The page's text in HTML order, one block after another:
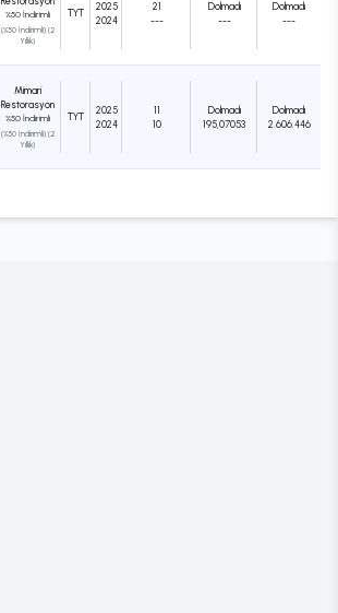
%50 İndirimli
(%50 İndirimli) (2
Yıllık)
TYT
2025
2024
21
---
Dolmadı
---
Dolmadı
---
Mimari
Restorasyon
%50 İndirimli
(%50 İndirimli) (2
Yıllık)
TYT
2025
2024
11
10
Dolmadı
195,07053
Dolmadı
2.606.446